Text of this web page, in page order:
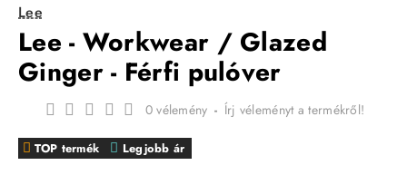
Lee
Lee - Workwear / Glazed
Ginger - Férfi pulóver
TOP termék Legjobb ár
0 vélemény - Írj véleményt a termékről!